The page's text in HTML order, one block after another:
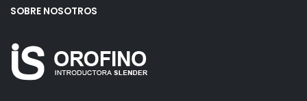
SOBRE NOSOTROS